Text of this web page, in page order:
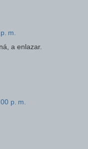
m.
a enlazar.
p. m.